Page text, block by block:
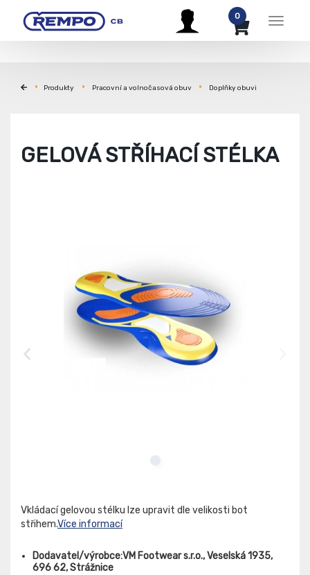
Menu
0
Produkty Pracovní a volnočasová obuv Doplňky obuvi
GELOVÁ STŘÍHACÍ STÉLKA
Vkládací gelovou stélku lze upravit dle velikosti bot
střihem.Více informací
Dodavatel/výrobce:VM Footwear s.r.o., Veselská 1935,
696 62, Strážnice